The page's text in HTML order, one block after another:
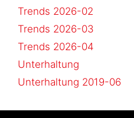
Trends 2026-02
Trends 2026-03
Trends 2026-04
Unterhaltung
Unterhaltung 2019-06